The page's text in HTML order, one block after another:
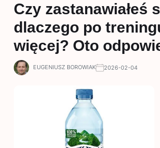
Czy zastanawiałeś
dlaczego po
więcej? Oto
EUGENIUSZ BOROWIAK 2026-02-04